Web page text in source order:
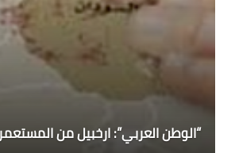
“الوطن العربي”: ارخبيل من